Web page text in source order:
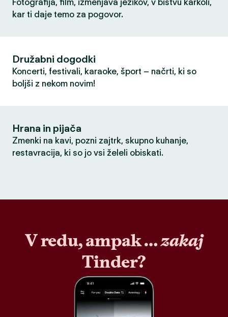
Fotografija, film, izmenjava jezikov, v bistvu karkoli,
kar ti daje temo za pogovor.
Družabni dogodki
Koncerti, festivali, karaoke, šport – načrti, ki so
boljši z nekom novim!
Hrana in pijača
Zmenki na kavi, pozni zajtrk, skupno kuhanje,
restavracija, ki so jo vsi želeli obiskati.
V redu, ampak …zakaj
Tinder?